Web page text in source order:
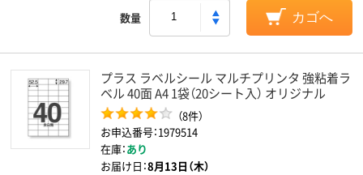
数量 カゴへ
プラス ラベルシール マルチプリンタ 強粘着ラ
ベル 40面 A4 1袋（20シート入） オリジナル
（8件）
お申込番号：1979514
在庫：あり
お届け日：8月13日（木）